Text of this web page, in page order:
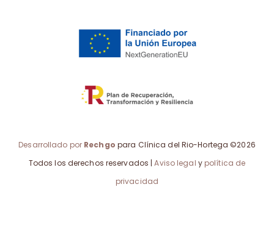
Desarrollado por Rechgo para Clínica del Rio-Hortega ©2026
Todos los derechos reservados |Aviso legal y política de
privacidad